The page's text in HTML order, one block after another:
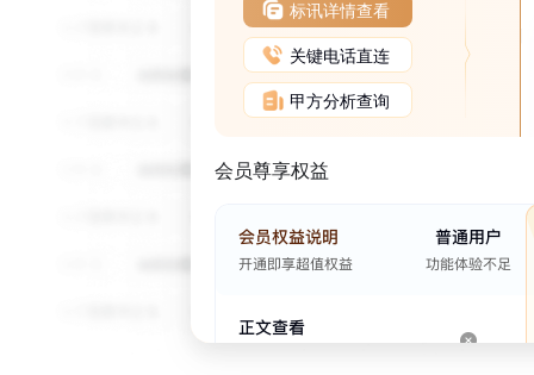
标讯详情查看
关键电话直连
甲方分析查询
会员尊享权益